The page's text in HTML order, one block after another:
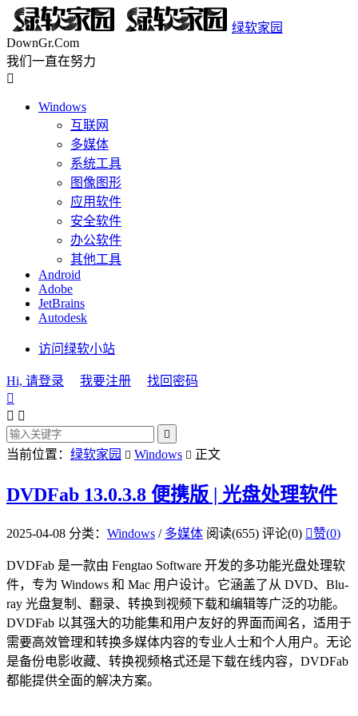
绿软家园
DownGr.Com
我们一直在努力

Windows
互联网
多媒体
系统工具
图像图形
应用软件
安全软件
办公软件
其他工具
Android
Adobe
JetBrains
Autodesk
访问绿软小站
Hi, 请登录 我要注册
找回密码

 

当前位置： 绿软家园  Windows  正文
DVDFab 13.0.3.8 便携版 | 光盘处理软件
2025-04-08 分类： Windows / 多媒体 阅读(655) 评论(0) 赞(0)
DVDFab 是一款由 Fengtao Software 开发的多功能光盘处理软
件，专为 Windows 和 Mac 用户设计。它涵盖了从 DVD、Blu-
ray 光盘复制、翻录、转换到视频下载和编辑等广泛的功能。
DVDFab 以其强大的功能集和用户友好的界面而闻名，适用于
需要高效管理和转换多媒体内容的专业人士和个人用户。无论
是备份电影收藏、转换视频格式还是下载在线内容，DVDFab
都能提供全面的解决方案。